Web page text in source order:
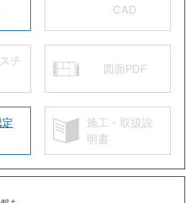
CAD
チ
図面PDF
施工・取扱説
明書